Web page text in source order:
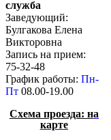
служба
Заведующий:
Булгакова Елена
Викторовна
Запись на прием:
75-32-48
График работы: Пн-
Пт 08.00-19.00
Схема проезда: на
карте